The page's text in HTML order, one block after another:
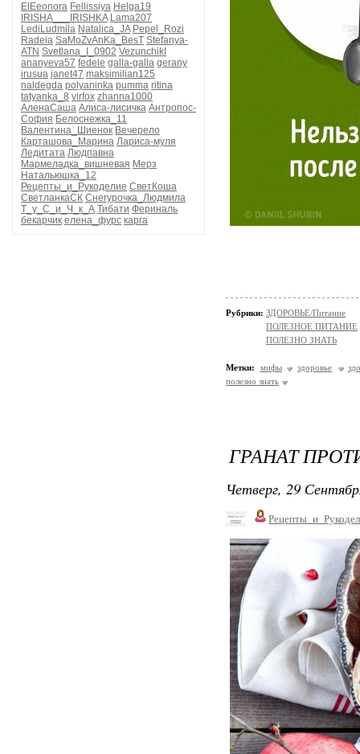
ElEeonora Fellissiya Helga19
IRISHA___IRISHKA Lama207
LediLudmila Natalica_JA Pepel_Rozi
Radeia SaMoZvAnKa_BesT Stefanya-
ATN Svetlana_I_0902 VezunchikI
ananyeva57 fedele galla-galla gerany
irusua janet47 maksimilian125
naldegda polyaninka pumma ritina
tatyanka_8 virfox zhanna1000
АленаСаша Алиса-лисичка Антропос-
София Белоснежка_11
Валентина_Шиенок Вечерело
Карташова_Марина Лариса-муля
Ледитата Людпавна
Мармеладка_вишневая Мерз
Натальюшка_12
Рецепты_и_Рукоделие СветКоша
СветланкаСК Снегурочка_Людмила
Т_у_С_и_Ч_к_А Тибати Фериналь
бекарчик елена_фурс карга
Рубрики: ЗДОРОВЬЕ/Питание
ПОЛЕЗНОЕ ПИТАНИЕ
ПОЛЕЗНО ЗНАТЬ
Метки: мифы здоровье
полезно знать
ГРАНАТ
Четверг, 29